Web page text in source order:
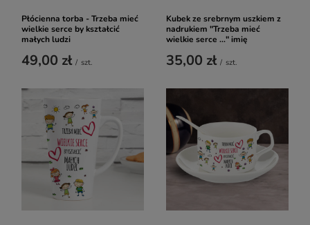
Płócienna torba - Trzeba mieć
wielkie serce by kształcić
małych ludzi
49,00 zł / szt.
Kubek ze srebrnym uszkiem z
nadrukiem "Trzeba mieć
wielkie serce ..." imię
35,00 zł / szt.